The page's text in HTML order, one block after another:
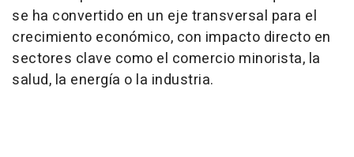
se ha convertido en un eje transversal para el
crecimiento económico, con impacto directo en
sectores clave como el comercio minorista, la
salud, la energía o la industria.